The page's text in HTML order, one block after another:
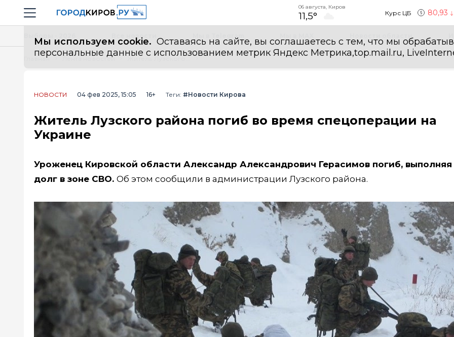
Навигация сайта
06 августа, Киров
11,5° Курс ЦБ 80,93
Мы используем cookie. Оставаясь на сайте, вы соглашаетесь с тем, что мы
персональные данные с использованием метрик Яндекс Метрика,top.mail.ru,
Все новости
Главная Лента новостей
НОВОСТИ 04 фев 2025, 15:05 16+ Теги: #Новости Кирова
Житель Лузского района погиб во время спецоперации на
Украине
Уроженец Кировской области Александр Александрович Герасимов погиб, выполняя
долг в зоне СВО. Об этом сообщили в администрации Лузского района.